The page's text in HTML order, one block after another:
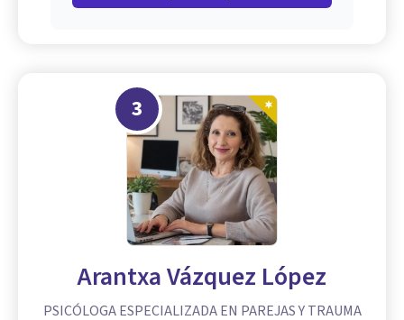
3
Arantxa Vázquez López
PSICÓLOGA ESPECIALIZADA EN PAREJAS Y TRAUMA